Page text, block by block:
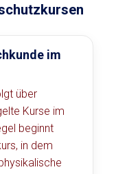
im
über
Kurse im
beginnt
in dem